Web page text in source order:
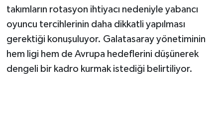
takımların rotasyon ihtiyacı nedeniyle yabancı
oyuncu tercihlerinin daha dikkatli yapılması
gerektiği konuşuluyor. Galatasaray yönetiminin
hem ligi hem de Avrupa hedeflerini düşünerek
dengeli bir kadro kurmak istediği belirtiliyor.